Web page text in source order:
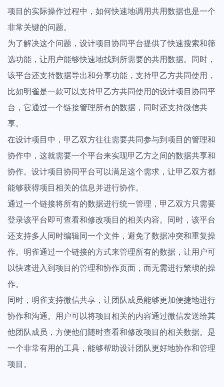
项目的实际操作过程中，如何快速地调用共用数据也是一个
非常关键的问题。
为了解决这个问题，设计项目协同平台提供了快速搜索和筛
选功能，让用户能够快速地找到所需要的共用数据。同时，
该平台还支持数据导出和分享功能，支持甲乙方共同使用，
比如明雀是一款可以支持甲乙方共同使用的设计项目协同平
台，它通过一个链接管理所有的数据，同时还支持微信共
享。
在设计项目中，甲乙双方往往需要共同参与到项目的管理和
协作中，这就需要一个平台来实现甲乙方之间的数据共享和
协作。设计项目协同平台可以满足这个需求，让甲乙双方都
能够获得项目相关的信息并进行协作。
通过一个链接将所有的数据进行统一管理，甲乙双方只需要
登录该平台即可查看和修改项目的相关内容。同时，该平台
还支持多人同时编辑同一个文件，避免了数据冲突和重复操
作。明雀通过一个链接的方式来管理所有的数据，让用户可
以快速进入到项目的管理和协作页面，而无需进行繁琐的操
作。
同时，明雀支持微信共享，让团队成员能够更加便捷地进行
协作和沟通。用户可以将项目相关的内容通过微信发送给其
他团队成员，方便他们随时查看和修改项目的相关数据。是
一个非常有用的工具，能够帮助设计团队更好地协作和管理
项目。